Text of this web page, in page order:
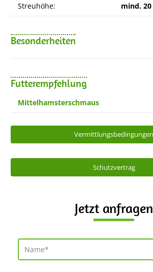
Streuhöhe: mind. 20
Besonderheiten
Futterempfehlung
Mittelhamsterschmaus
Vermittlungsbedingungen
Schutzvertrag
Jetzt anfragen